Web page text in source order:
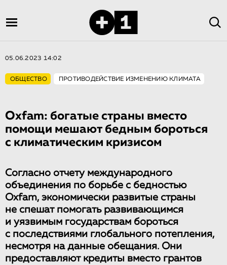
05.06.2023 14:02
ОБЩЕСТВО ПРОТИВОДЕЙСТВИЕ ИЗМЕНЕНИЮ КЛИМАТА
Oxfam: богатые страны вместо
помощи мешают бедным бороться
с климатическим кризисом
Согласно отчету международного
объединения по борьбе с бедностью
Oxfam, экономически развитые страны
не спешат помогать развивающимся
и уязвимым государствам бороться
с последствиями глобального потепления,
несмотря на данные обещания. Они
предоставляют кредиты вместо грантов